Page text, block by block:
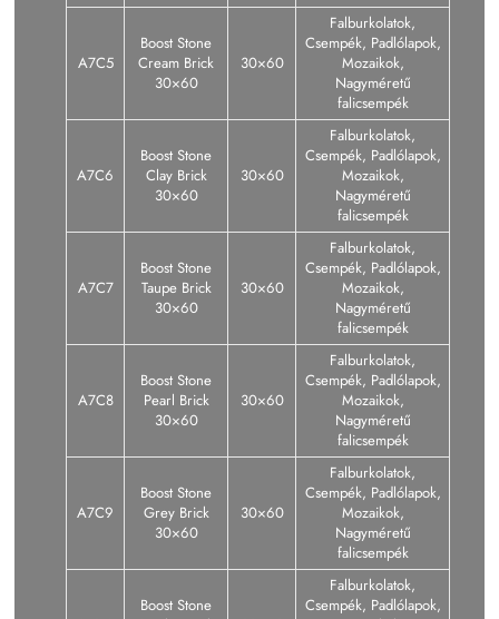
A7C5
Boost Stone
Cream Brick
30×60
30×60
Falburkolatok,
Csempék, Padlólapok,
Mozaikok,
Nagyméretű
falicsempék
A7C6
Boost Stone
Clay Brick
30×60
30×60
Falburkolatok,
Csempék, Padlólapok,
Mozaikok,
Nagyméretű
falicsempék
A7C7
Boost Stone
Taupe Brick
30×60
30×60
Falburkolatok,
Csempék, Padlólapok,
Mozaikok,
Nagyméretű
falicsempék
A7C8
Boost Stone
Pearl Brick
30×60
30×60
Falburkolatok,
Csempék, Padlólapok,
Mozaikok,
Nagyméretű
falicsempék
A7C9
Boost Stone
Grey Brick
30×60
30×60
Falburkolatok,
Csempék, Padlólapok,
Mozaikok,
Nagyméretű
falicsempék
Boost Stone
Falburkolatok,
Csempék, Padlólapok,